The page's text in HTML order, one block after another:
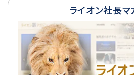
ライオン社長マ